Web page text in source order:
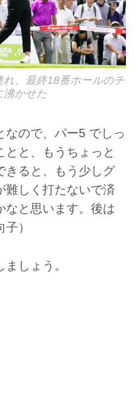
、最終18番ホールのチ
沸かせた
なので、パー5 でしっ
とと、もうちょっと
きると、もう少しグ
難しく打たないで済
なと思います。後は
）
しょう。